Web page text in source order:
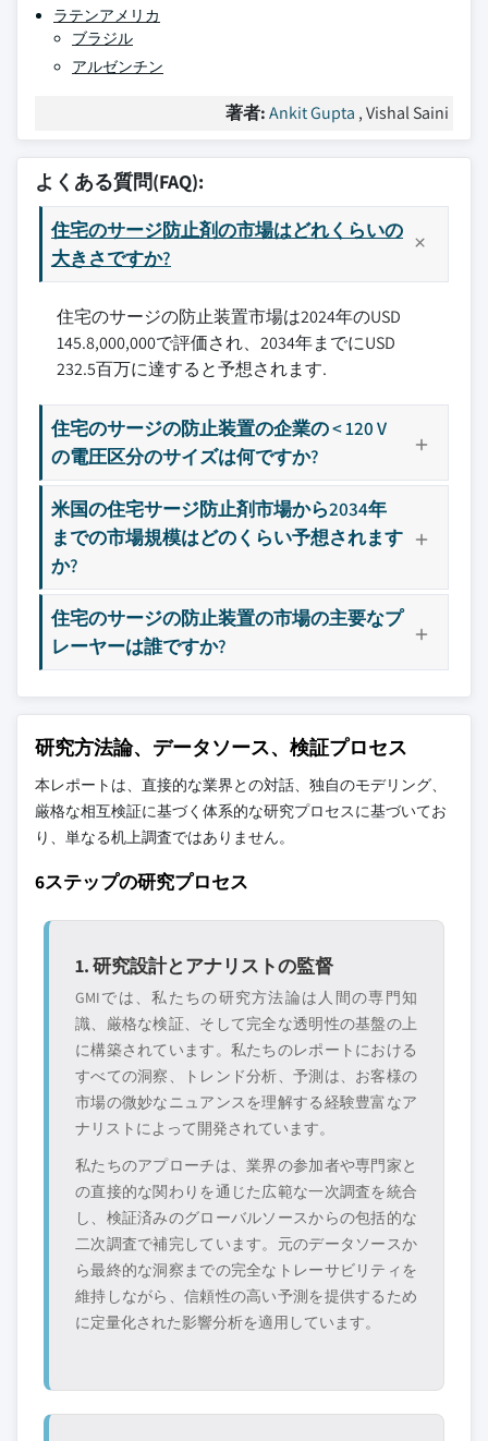
ラテンアメリカ
ブラジル
アルゼンチン
著者:Ankit Gupta , Vishal Saini
よくある質問(FAQ):
住宅のサージ防止剤の市場はどれくらいの
大きさですか?
住宅のサージの防止装置市場は2024年のUSD
145.8,000,000で評価され、2034年までにUSD
232.5百万に達すると予想されます.
住宅のサージの防止装置の企業の < 120 V
の電圧区分のサイズは何ですか?
米国の住宅サージ防止剤市場から2034年
までの市場規模はどのくらい予想されます
か?
住宅のサージの防止装置の市場の主要なプ
レーヤーは誰ですか?
研究方法論、データソース、検証プロセス
本レポートは、直接的な業界との対話、独自のモデリング、
厳格な相互検証に基づく体系的な研究プロセスに基づいてお
り、単なる机上調査ではありません。
6ステップの研究プロセス
1. 研究設計とアナリストの監督
GMIでは、私たちの研究方法論は人間の専門知
識、厳格な検証、そして完全な透明性の基盤の上
に構築されています。私たちのレポートにおける
すべての洞察、トレンド分析、予測は、お客様の
市場の微妙なニュアンスを理解する経験豊富なア
ナリストによって開発されています。
私たちのアプローチは、業界の参加者や専門家と
の直接的な関わりを通じた広範な一次調査を統合
し、検証済みのグローバルソースからの包括的な
二次調査で補完しています。元のデータソースか
ら最終的な洞察までの完全なトレーサビリティを
維持しながら、信頼性の高い予測を提供するため
に定量化された影響分析を適用しています。